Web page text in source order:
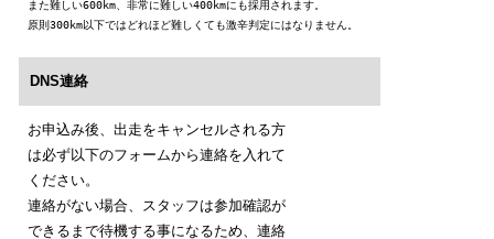
また難しい600km、非常に難しい400kmにも採用されます。
原則300km以下ではどれほど難しくても激辛判定にはなりません。
DNS連絡
お申込み後、出走をキャンセルされる方
は必ず以下のフォームから連絡を入れて
ください。
連絡がない場合、スタッフは参加確認が
できるまで待機する事になるため、連絡